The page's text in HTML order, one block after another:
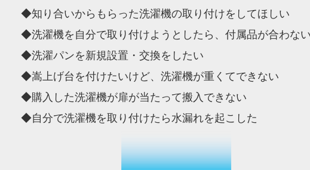
◆知り合いからもらった洗濯機の取り付けをしてほしい
◆洗濯機を自分で取り付けようとしたら、付属品が合わな
◆洗濯パンを新規設置・交換をしたい
◆嵩上げ台を付けたいけど、洗濯機が重くてできない
◆購入した洗濯機が扉が当たって搬入できない
◆自分で洗濯機を取り付けたら水漏れを起こした